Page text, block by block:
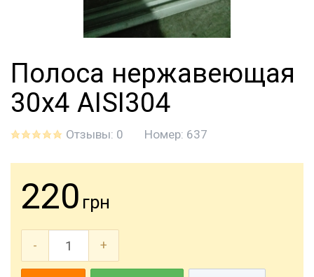
Полоса нержавеющая
30х4 AISI304
Отзывы: 0 Номер: 637
220 грн
- +